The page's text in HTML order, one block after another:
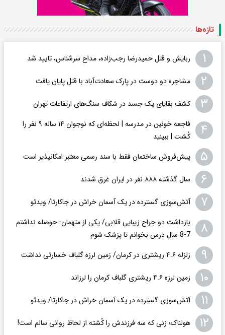
تازه‌ها
۱ ربایش و قتل حمیدرضا رجب‌زاده، مداح سرشناس، تایید شد
۲ مشاجره دو دوست در پارک سعادت‌آباد با قتل پایان یافت
۳ کشف بقایای یک جسد در شکاف سنگ‌های ارتفاعات تهران
۴
فاجعه خونین در مدرسه | لحظه‌ای که نوجوان ۱۴ ساله ۹ نفر را
کُشت | ببینید
۵ پیش‌فروش ساختمان فقط با سند رسمی معتبر امکانپذیر است
۶ سال گذشته ۸۸۸ نفر در ایران غرق شدند
۷ ​​​​​​​آتش‌سوزی گسترده در یک آسمان خراش در جاکارتا/ ویدئو
۸
بازداشت دو جراح زیبایی قلابی/ یکی از متهمان: حوصله نداشتم
7-8 سال درس بخوانم تا پزشک شوم
۹ زلزله ۴.۶ ریشتری در کرمان/ زمین لرزه گلباف خسارتی نداشت
۱۰ زمین لرزه ۴.۶ ریشتری گلباف کرمان را لرزاند
۱۱ ​​​​​​​آتش‌سوزی گسترده در یک آسمان خراش در جاکارتا/ ویدئو
۱۲ هولناک؛ زنی که سه فرزندش را کُشته از لحاظ روانی سالم است!